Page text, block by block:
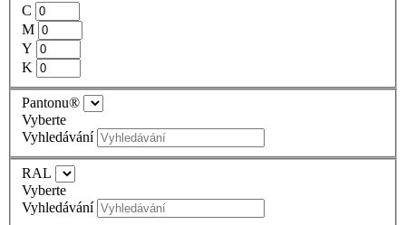
C
M
Y
K
Pantonu®
Vyberte
Vyhledávání
RAL
Vyberte
Vyhledávání